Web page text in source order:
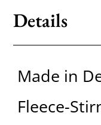
Details
Made in
Fleece-